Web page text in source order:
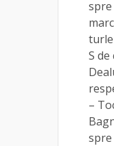
turle
S
–
spre